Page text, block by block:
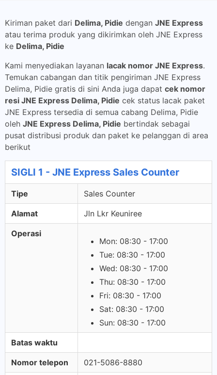
Kiriman paket dari Delima, Pidie dengan JNE Express
atau terima produk yang dikirimkan oleh JNE Express
ke Delima, Pidie
Kami menyediakan layanan lacak nomor JNE Express.
Temukan cabangan dan titik pengiriman JNE Express
Delima, Pidie gratis di sini Anda juga dapat cek nomor
resi JNE Express Delima, Pidie cek status lacak paket
JNE Express tersedia di semua cabang Delima, Pidie
oleh JNE Express Delima, Pidie bertindak sebagai
pusat distribusi produk dan paket ke pelanggan di area
berikut
SIGLI 1 - JNE Express Sales Counter
Tipe Sales Counter
Alamat Jln Lkr Keuniree
Operasi
Mon: 08:30 - 17:00
Tue: 08:30 - 17:00
Wed: 08:30 - 17:00
Thu: 08:30 - 17:00
Fri: 08:30 - 17:00
Sat: 08:30 - 17:00
Sun: 08:30 - 17:00
Batas waktu
Nomor telepon 021-5086-8880